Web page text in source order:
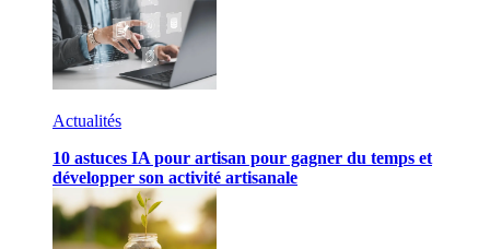
Actualités
10 astuces IA pour artisan pour gagner du temps et
développer son activité artisanale